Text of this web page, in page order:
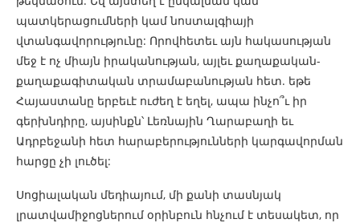
պատկերացումների կամ նոստալգիայի
վտանգավորությունը: Որովհետեւ այն հակասության
մեջ է ոչ միայն իրականության, այլեւ քաղաքական-
քաղաքագիտական տրամաբանության հետ. եթե
Հայաստանը երբեւէ ուժեղ է եղել, ապա ինչո՞ւ իր
գերխնդիրը, այսինքն՝ Լեռնային Ղարաբաղի եւ
Ադրբեջանի հետ հարաբերությունների կարգավորման
հարցը չի լուծել:
Սոցիալական մեդիայում, մի քանի տասնյակ
լրատվամիջոցներում օրինբուն հնչում է տեսակետ, որ